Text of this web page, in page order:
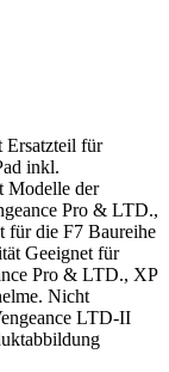
Ersatzteil für
inkl.
Modelle der
Pro & LTD.,
die F7 Baureihe
Geeignet für
Pro & LTD., XP
Nicht
LTD-II